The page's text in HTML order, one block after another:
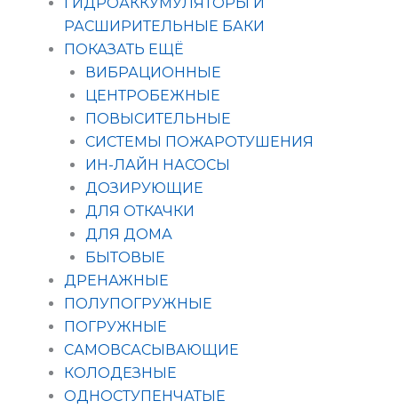
РАСШИРИТЕЛЬНЫЕ БАКИ
ПОКАЗАТЬ ЕЩЁ
ВИБРАЦИОННЫЕ
ЦЕНТРОБЕЖНЫЕ
ПОВЫСИТЕЛЬНЫЕ
СИСТЕМЫ ПОЖАРОТУШЕНИЯ
ИН-ЛАЙН НАСОСЫ
ДОЗИРУЮЩИЕ
ДЛЯ ОТКАЧКИ
ДЛЯ ДОМА
БЫТОВЫЕ
ДРЕНАЖНЫЕ
ПОЛУПОГРУЖНЫЕ
ПОГРУЖНЫЕ
САМОВСАСЫВАЮЩИЕ
КОЛОДЕЗНЫЕ
ОДНОСТУПЕНЧАТЫЕ